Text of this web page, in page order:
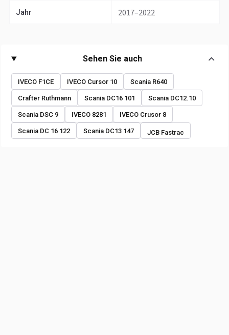
Jahr 2017–2022
Sehen Sie auch
IVECO F1CE IVECO Cursor 10 Scania R640
Crafter Ruthmann Scania DC16 101 Scania DC12.10
Scania DSC 9 IVECO 8281 IVECO Crusor 8
Scania DC 16 122 Scania DC13 147 JCB Fastrac